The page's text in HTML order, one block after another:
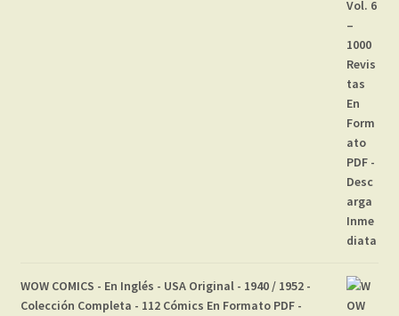
WOW COMICS - En Inglés - USA Original - 1940 / 1952 -
Colección Completa - 112 Cómics En Formato PDF -